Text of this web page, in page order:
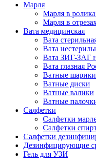
Марля
Марля в
Марля в
Вата медицинская
Вата
Вата
Вата ЗИГ-ЗАГ
Вата глазная
Ватные шарики
Ватные диски
Ватные валики
Ватные
Салфетки
Салфетки
Салфетки
Салфетки
Дезинфицирующие
Гель для УЗИ